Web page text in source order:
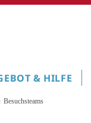
& HILFE
Besuchsteams